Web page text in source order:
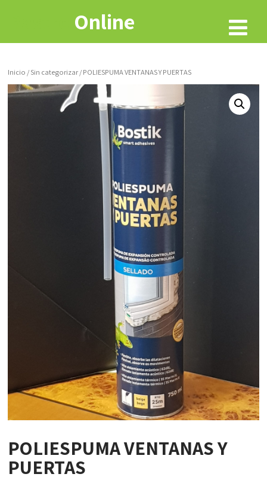
Online
Inicio /Sin categorizar/ POLIESPUMA VENTANAS Y PUERTAS
POLIESPUMA VENTANAS Y
PUERTAS